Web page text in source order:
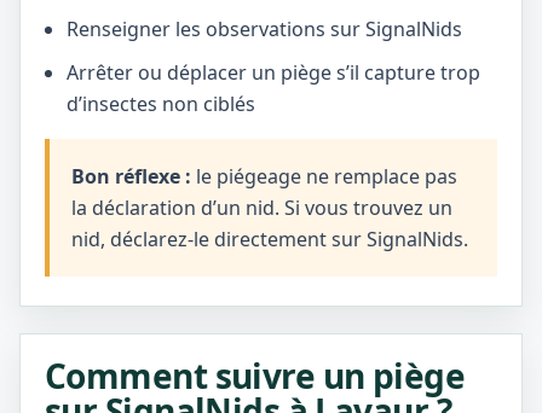
Renseigner les observations sur SignalNids
Arrêter ou déplacer un piège s’il capture trop
d’insectes non ciblés
Bon réflexe : le piégeage ne remplace pas
la déclaration d’un nid. Si vous trouvez un
nid, déclarez-le directement sur SignalNids.
Comment suivre un piège